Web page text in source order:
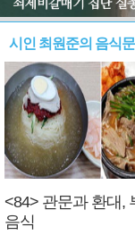
시인 최원준의 음식
<84> 관문과 환대,
음식